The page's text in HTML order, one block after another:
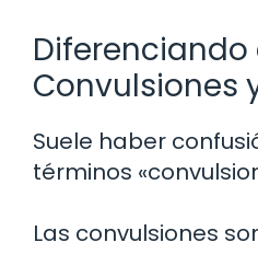
Diferenciando
Convulsiones
Suele haber
términos
Las convulsiones